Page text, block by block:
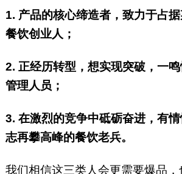
1. 产品的核心缔造者，致力于占
餐饮创业人；
2. 正经历转型，想实现突破，一
管理人员；
3. 在激烈的竞争中砥砺奋进，有
志再攀高峰的餐饮老兵。
我们相信这三类人会更需要爆品